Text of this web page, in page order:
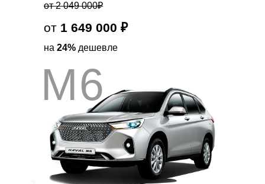
M6
от 2 049 000₽
на 24% дешевле
от 1 649 000 ₽